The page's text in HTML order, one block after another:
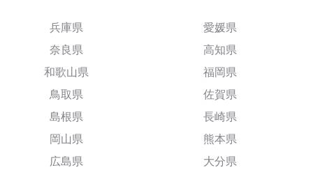
兵庫県
奈良県
和歌山県
鳥取県
島根県
岡山県
広島県
愛媛県
高知県
福岡県
佐賀県
長崎県
熊本県
大分県